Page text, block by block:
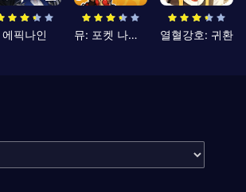
에픽나인 뮤: 포켓 나이츠 열혈강호: 귀환